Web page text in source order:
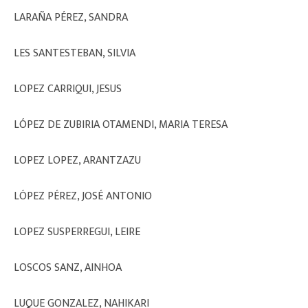
LARAÑA PÉREZ, SANDRA
LES SANTESTEBAN, SILVIA
LOPEZ CARRIQUI, JESUS
LÓPEZ DE ZUBIRIA OTAMENDI, MARIA TERESA
LOPEZ LOPEZ, ARANTZAZU
LÓPEZ PÉREZ, JOSÉ ANTONIO
LOPEZ SUSPERREGUI, LEIRE
LOSCOS SANZ, AINHOA
LUQUE GONZALEZ, NAHIKARI